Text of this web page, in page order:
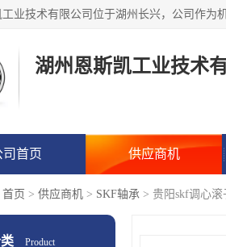
湖州恩斯凯工业技术
司首页 供应商机
首页 > 供应商机 > SKF轴承 > 贵阳skf调心滚
Product